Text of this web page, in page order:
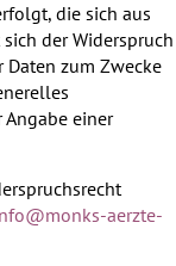
die sich aus
der Widerspruch
zum Zwecke
Angabe einer
monks-aerzte-